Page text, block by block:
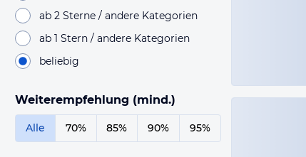
ab 2 Sterne / andere Kategorien
ab 1 Stern / andere Kategorien
beliebig
Weiterempfehlung (mind.)
Alle 70% 85% 90% 95%